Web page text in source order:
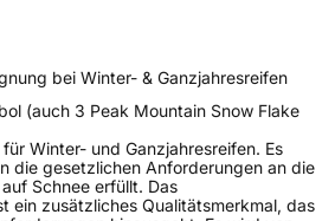
bei Winter- & Ganzjahresreifen
(auch 3 Peak Mountain Snow Flake
Winter- und Ganzjahresreifen. Es
die gesetzlichen Anforderungen an die
Schnee erfüllt. Das
ein zusätzliches Qualitätsmerkmal, das